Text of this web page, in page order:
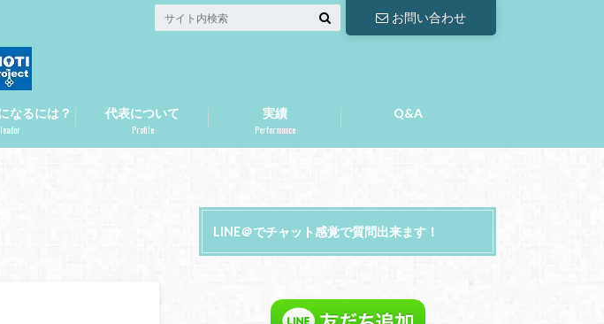
お問い合わせ
なるには？
leader
代表について
Profile
実績
Performance
Q&A
LINE＠でチャット感覚で質問出来ます！